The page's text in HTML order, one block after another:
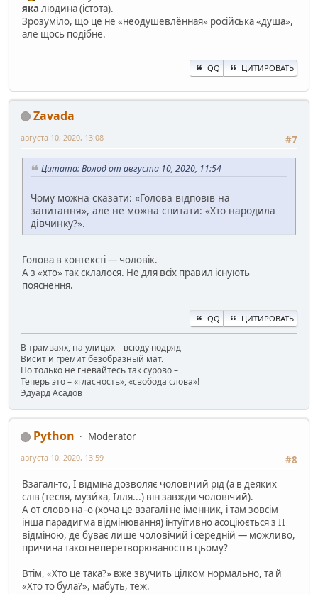
яка людина (істота).
Зрозуміло, що це не «неодушевлённая» російська «душа»,
але щось подібне.
QQ ЦИТИРОВАТЬ
Zavada
#7
августа 10, 2020, 13:08
Цитата: Волод от августа 10, 2020, 11:54
Чому можна сказати: «Голова відповів на
запитання», але не можна спитати: «Хто народила
дівчинку?».
Голова в контексті — чоловік.
А з «хто» так склалося. Не для всіх правил існують
пояснення.
QQ ЦИТИРОВАТЬ
В трамваях, на улицах – всюду подряд
Висит и гремит безобразный мат.
Но только не гневайтесь так сурово –
Теперь это – «гласность», «свобода слова»!
Эдуард Асадов
Python
Moderator
#8
августа 10, 2020, 13:59
Взагалі-то, І відміна дозволяє чоловічий рід (а в деяких
слів (тесля, музи́ка, Ілля...) він завжди чоловічий).
А от слово на -о (хоча це взагалі не іменник, і там зовсім
інша парадигма відмінювання) інтуїтивно асоціюється з ІІ
відміною, де буває лише чоловічий і середній — можливо,
причина такої неперетворюваності в цьому?
Втім, «Хто це така?» вже звучить цілком нормально, та й
«Хто то була?», мабуть, теж.